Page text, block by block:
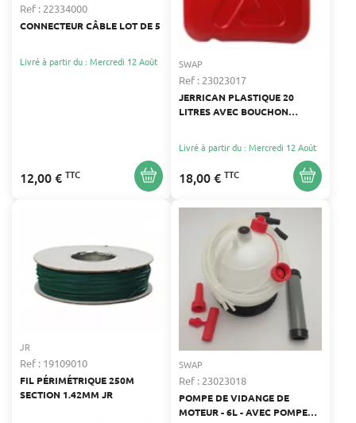
Ref : 22334000
CONNECTEUR CÂBLE LOT DE 5
Livré à partir du : Mercredi 12 Août
12,00 € TTC
SWAP
Ref : 23023017
JERRICAN PLASTIQUE 20
LITRES AVEC BOUCHON
Livré à partir du : Mercredi 12 Août
18,00 € TTC
JR
Ref : 19109010
FIL PÉRIMÉTRIQUE 250M
SECTION 1.42MM JR
SWAP
Ref : 23023018
POMPE DE VIDANGE DE
MOTEUR - 6L - AVEC POMPE